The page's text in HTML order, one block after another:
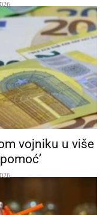
vojniku u više